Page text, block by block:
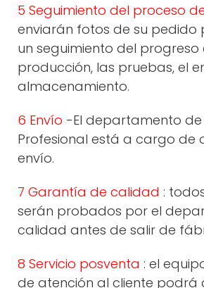
5 Seguimiento del proceso
enviarán fotos de su pedido
un seguimiento del progreso
producción, las pruebas, el
almacenamiento.
6 Envío -El departamento de
Profesional está a cargo de
envío.
7 Garantía de calidad :
serán probados por el
calidad antes de salir de
8 Servicio posventa : el
de atención al cliente podrá